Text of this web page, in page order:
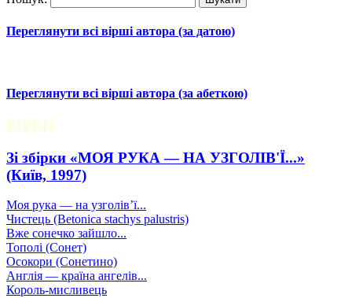
Переглянути всі вірші автора (за датою)
Переглянути всі вірші автора (за абеткою)
ВІРШІ
Зі збірки «МОЯ РУКА — НА УЗГОЛІВ'Ї...»
(Київ, 1997)
Моя рука — на узголів’ї...
Чистець (Betonica stachys palustris)
Вже сонечко зайшло...
Тополі (Сонет)
Осокори (Сонетино)
Англія — країна ангелів...
Король-мисливець